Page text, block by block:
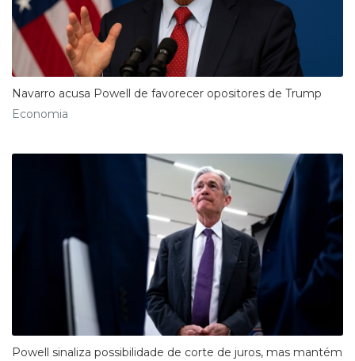
Navarro acusa Powell de favorecer opositores de Trump
Economia
Powell sinaliza possibilidade de corte de juros, mas mantém